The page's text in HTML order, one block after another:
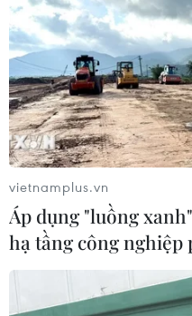
vietnamplus.vn
Áp dụng "luồng
hạ tầng công